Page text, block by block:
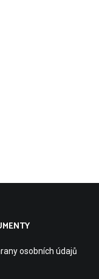
osobních údajů